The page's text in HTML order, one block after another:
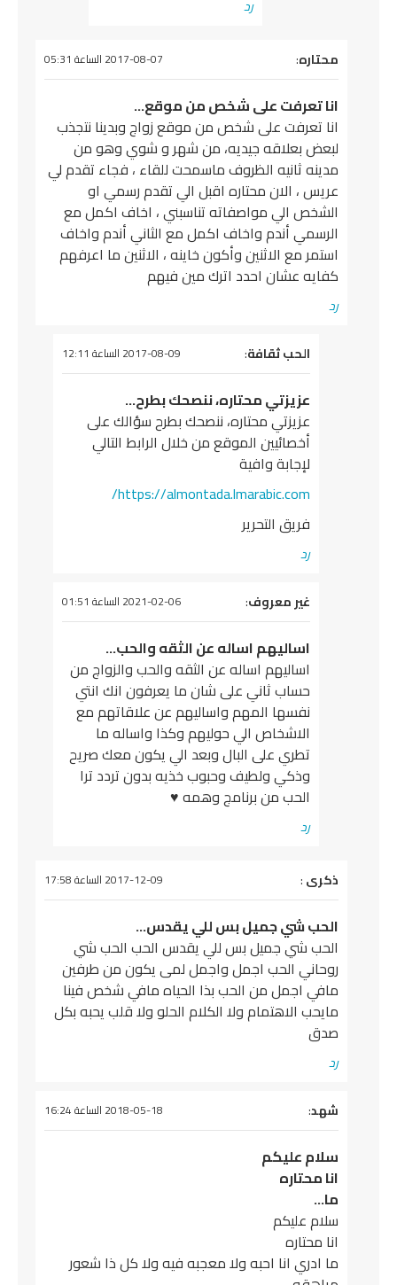
محتاره: 2017-08-07 الساعة 05:31
انا تعرفت على شخص من موقع…
انا تعرفت على شخص من موقع زواج وبدينا نتجذب
لبعض بعلاقه جيديه، من شهر و شوي وهو من
مدينه ثانيه الظروف ماسمحت للقاء ، فجاء تقدم لي
عريس ، الان محتاره اقبل الي تقدم رسمي او
الشخص الي مواصفاته تناسبني ، اخاف اكمل مع
الرسمي أندم واخاف اكمل مع الثاني أندم واخاف
استمر مع الاثنين وأكون خاينه ، الاثنين ما اعرفهم
كفايه عشان احدد اترك مين فيهم
الحب ثقافة: 2017-08-09 الساعة 12:11
عزيزتي محتاره، ننصحك بطرح…
عزيزتي محتاره، ننصحك بطرح سؤالك على
أخصائيين الموقع من خلال الرابط التالي
لإجابة وافية
https://almontada.lmarabic.com/
فريق التحرير
غير معروف: 2021-02-06 الساعة 01:51
اساليهم اساله عن الثقه والحب…
اساليهم اساله عن الثقه والحب والزواج من
حساب ثاني على شان ما يعرفون انك انتي
نفسها المهم واساليهم عن علاقاتهم مع
الاشخاص الي حوليهم وكذا واساله ما
تطري على البال وبعد الي يكون معك صريح
وذكي ولطيف وحبوب خذيه بدون تردد ترا
الحب من برنامج وهمه ♥️
2017-12-09 الساعة 17:58
الحب شي جميل بس للي يقدس…
الحب شي جميل بس للي يقدس الحب الحب شي
روحاني الحب اجمل واجمل لمى يكون من طرفين
مافي اجمل من الحب بذا الحياه مافي شخص فينا
مايحب الاهتمام ولا الكلام الحلو ولا قلب يحبه بكل
2018-05-18 الساعة 16:24
سلام عليكم
انا محتاره
سلام عليكم
انا محتاره
ما ادري انا احبه ولا معجبه فيه ولا كل ذا شعور